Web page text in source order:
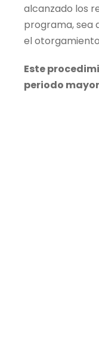
alcanzado los
programa, sea
el
Este
periodo